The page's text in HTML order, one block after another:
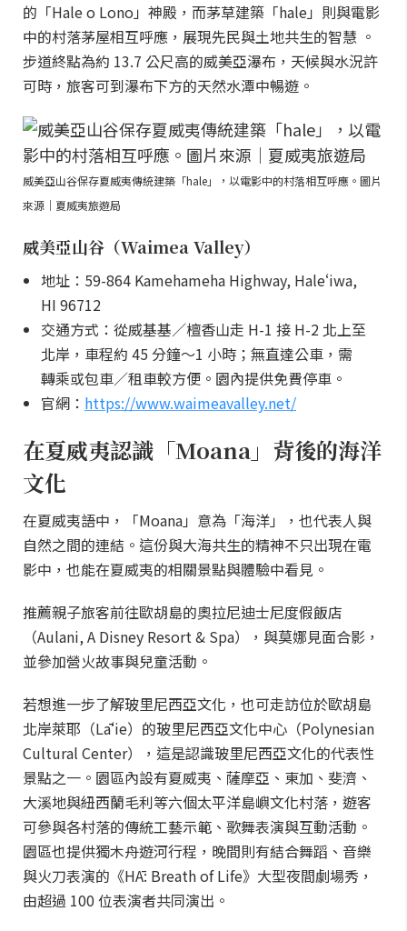
的「Hale o Lono」神殿，而茅草建築「hale」則與電影
中的村落茅屋相互呼應，展現先民與土地共生的智慧 。
步道終點為約 13.7 公尺高的威美亞瀑布，天候與水況許
可時，旅客可到瀑布下方的天然水潭中暢遊。
威美亞山谷保存夏威夷傳統建築「hale」，以電影中的村落相互呼應。圖片
來源｜夏威夷旅遊局
威美亞山谷（Waimea Valley）
地址：59-864 Kamehameha Highway, Haleʻiwa,
HI 96712
交通方式：從威基基／檀香山走 H-1 接 H-2 北上至
北岸，車程約 45 分鐘～1 小時；無直達公車，需
轉乘或包車／租車較方便。園內提供免費停車。
官網： https://www.waimeavalley.net/
在夏威夷認識「Moana」背後的海洋
文化
在夏威夷語中，「Moana」意為「海洋」，也代表人與
自然之間的連結。這份與大海共生的精神不只出現在電
影中，也能在夏威夷的相關景點與體驗中看見。
推薦親子旅客前往歐胡島的奧拉尼迪士尼度假飯店
（Aulani, A Disney Resort & Spa），與莫娜見面合影，
並參加營火故事與兒童活動。
若想進一步了解玻里尼西亞文化，也可走訪位於歐胡島
北岸萊耶（Lāʻie）的玻里尼西亞文化中心（Polynesian
Cultural Center），這是認識玻里尼西亞文化的代表性
景點之一。園區內設有夏威夷、薩摩亞、東加、斐濟、
大溪地與紐西蘭毛利等六個太平洋島嶼文化村落，遊客
可參與各村落的傳統工藝示範、歌舞表演與互動活動。
園區也提供獨木舟遊河行程，晚間則有結合舞蹈、音樂
與火刀表演的《HĀ: Breath of Life》大型夜間劇場秀，
由超過 100 位表演者共同演出。